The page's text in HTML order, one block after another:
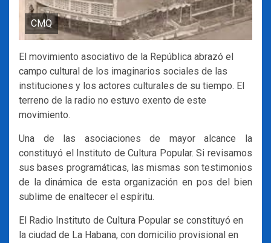
CMQ
El movimiento asociativo de la República abrazó el
campo cultural de los imaginarios sociales de las
instituciones y los actores culturales de su tiempo. El
terreno de la radio no estuvo exento de este
movimiento.
Una de las asociaciones de mayor alcance la
constituyó el Instituto de Cultura Popular. Si revisamos
sus bases programáticas, las mismas son testimonios
de la dinámica de esta organización en pos del bien
sublime de enaltecer el espíritu.
El Radio Instituto de Cultura Popular se constituyó en
la ciudad de La Habana, con domicilio provisional en